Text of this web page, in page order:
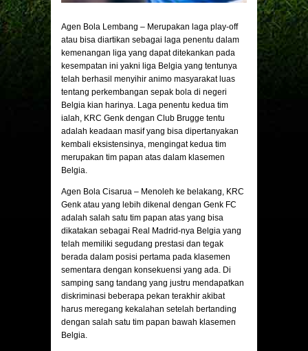
Agen Bola Lembang – Merupakan laga play-off
atau bisa diartikan sebagai laga penentu dalam
kemenangan liga yang dapat ditekankan pada
kesempatan ini yakni liga Belgia yang tentunya
telah berhasil menyihir animo masyarakat luas
tentang perkembangan sepak bola di negeri
Belgia kian harinya. Laga penentu kedua tim
ialah, KRC Genk dengan Club Brugge tentu
adalah keadaan masif yang bisa dipertanyakan
kembali eksistensinya, mengingat kedua tim
merupakan tim papan atas dalam klasemen
Belgia.
Agen Bola Cisarua – Menoleh ke belakang, KRC
Genk atau yang lebih dikenal dengan Genk FC
adalah salah satu tim papan atas yang bisa
dikatakan sebagai Real Madrid-nya Belgia yang
telah memiliki segudang prestasi dan tegak
berada dalam posisi pertama pada klasemen
sementara dengan konsekuensi yang ada. Di
samping sang tandang yang justru mendapatkan
diskriminasi beberapa pekan terakhir akibat
harus meregang kekalahan setelah bertanding
dengan salah satu tim papan bawah klasemen
Belgia.